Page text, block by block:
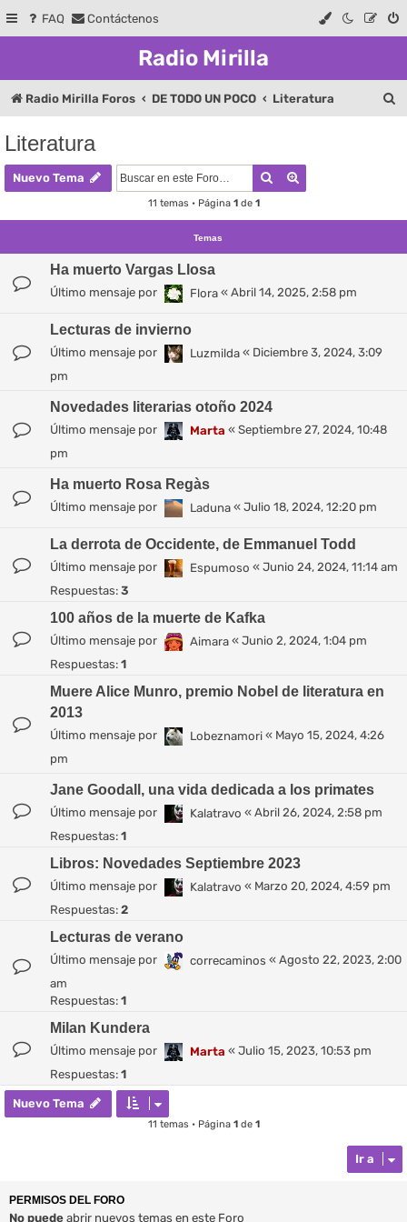
FAQ Contáctenos
Radio Mirilla
Radio Mirilla Foros DE TODO UN POCO Literatura
Literatura
Nuevo Tema Buscar
11 temas • Página 1de 1
Temas
Ha muerto Vargas Llosa
Último mensaje por Flora « Abril 14, 2025, 2:58 pm
Lecturas de invierno
Último mensaje por Luzmilda « Diciembre 3, 2024, 3:09
pm
Novedades literarias otoño 2024
Último mensaje por Marta « Septiembre 27, 2024, 10:48
pm
Ha muerto Rosa Regàs
Último mensaje por Laduna « Julio 18, 2024, 12:20 pm
La derrota de Occidente, de Emmanuel Todd
Último mensaje por Espumoso « Junio 24, 2024, 11:14 am
Respuestas: 3
100 años de la muerte de Kafka
Último mensaje por Aimara « Junio 2, 2024, 1:04 pm
Respuestas: 1
Muere Alice Munro, premio Nobel de literatura en
2013
Último mensaje por Lobeznamori « Mayo 15, 2024, 4:26
pm
Jane Goodall, una vida dedicada a los primates
Último mensaje por Kalatravo « Abril 26, 2024, 2:58 pm
Respuestas: 1
Libros: Novedades Septiembre 2023
Último mensaje por Kalatravo « Marzo 20, 2024, 4:59 pm
Respuestas: 2
Lecturas de verano
Último mensaje por correcaminos « Agosto 22, 2023, 2:00
am
Respuestas: 1
Milan Kundera
Último mensaje por Marta « Julio 15, 2023, 10:53 pm
Respuestas: 1
Nuevo Tema
11 temas • Página 1de 1
Ir a
PERMISOS DEL FORO
No puede abrir nuevos temas en este Foro